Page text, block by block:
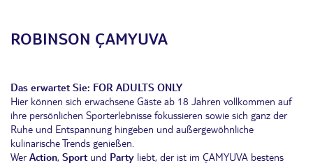
ROBINSON ÇAMYUVA
Das erwartet Sie: FOR ADULTS ONLY
Hier können sich erwachsene Gäste ab 18 Jahren vollkommen auf
ihre persönlichen Sporterlebnisse fokussieren sowie sich ganz der
Ruhe und Entspannung hingeben und außergewöhnliche
kulinarische Trends genießen.
WerAction, Sportund Party liebt, der ist im ÇAMYUVA bestens